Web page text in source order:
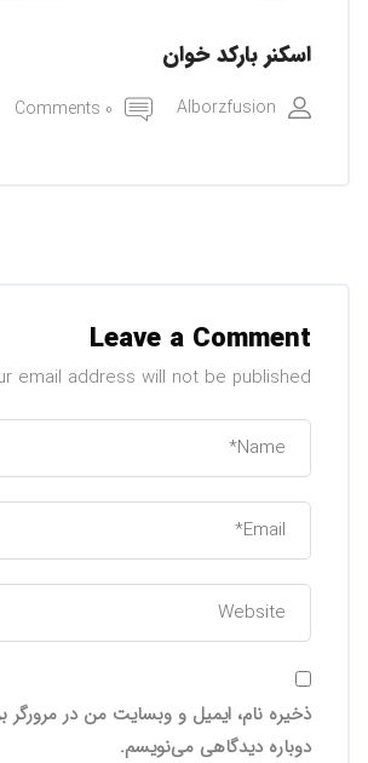
اسکنر بارکد خوان
Alborzfusion
0 Comments
Leave a Comment
email address will not be published.
ذخیره نام، ایمیل و وبسایت من در مرورگر
دوباره دیدگاهی می‌نویسم.